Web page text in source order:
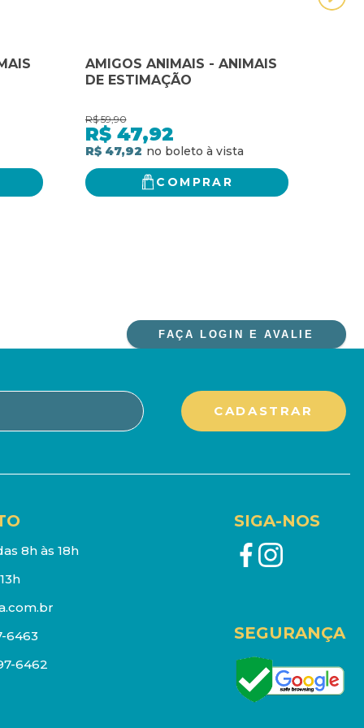
AMIGOS ANIMAIS - ANIMAIS
DE ESTIMAÇÃO
R$ 59,90
R$ 47,92
R$ 47,92
COMPRAR
FAÇA LOGIN E AVALIE
8h às 18h
6463
6462
SIGA-NOS
SEGURANÇA